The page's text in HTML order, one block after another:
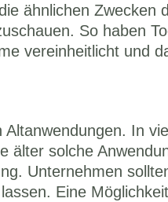
ähnlichen Zwecken
So haben
vereinheitlicht und
In
älter solche
Unternehmen
Eine